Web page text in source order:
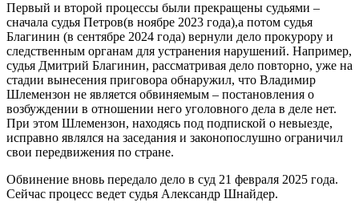
Первый и второй процессы были прекращены судьями –
сначала судья Петров(в ноябре 2023 года),а потом судья
Благинин (в сентябре 2024 года) вернули дело прокурору и
следственным органам для устранения нарушений. Например,
судья Дмитрий Благинин, рассматривая дело повторно, уже на
стадии вынесения приговора обнаружил, что Владимир
Шлемензон не является обвиняемым – постановления о
возбуждении в отношении него уголовного дела в деле нет.
При этом Шлемензон, находясь под подпиской о невыезде,
исправно являлся на заседания и законопослушно ограничил
свои передвижения по стране.
Обвинение вновь передало дело в суд 21 февраля 2025 года.
Сейчас процесс ведет судья Александр Шнайдер.